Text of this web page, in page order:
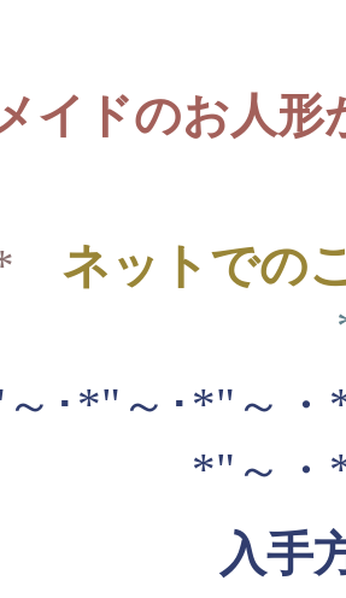
イドのお人
ネットでの
～･*"～･*"～
*"～・
入